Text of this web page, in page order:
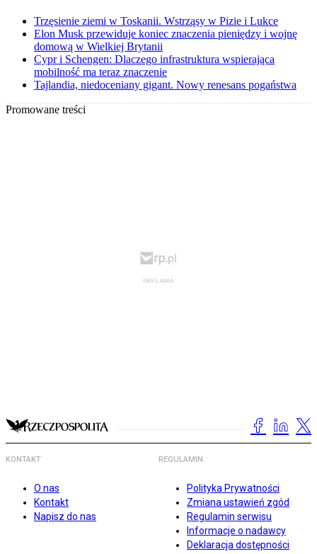
Trzęsienie ziemi w Toskanii. Wstrząsy w Pizie i Lukce
Elon Musk przewiduje koniec znaczenia pieniędzy i wojnę
domową w Wielkiej Brytanii
Cypr i Schengen: Dlaczego infrastruktura wspierająca
mobilność ma teraz znaczenie
Tajlandia, niedoceniany gigant. Nowy renesans pogaństwa
Promowane treści
KONTAKT
O nas
Kontakt
Napisz do nas
REGULAMIN
Polityka Prywatności
Zmiana ustawień zgód
Regulamin serwisu
Informacje o nadawcy
Deklaracja dostępności